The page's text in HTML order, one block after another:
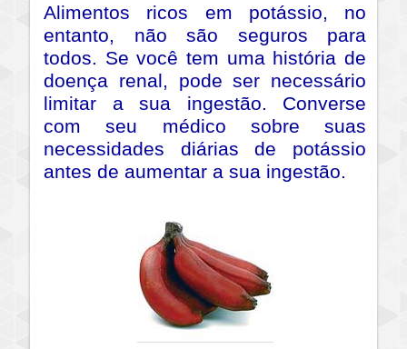
Alimentos ricos em potássio, no
entanto, não são seguros para
todos. Se você tem uma história de
doença renal, pode ser necessário
limitar a sua ingestão. Converse
com seu médico sobre suas
necessidades diárias de potássio
antes de aumentar a sua ingestão.